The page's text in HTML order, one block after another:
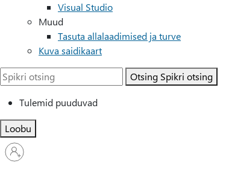
Visual Studio
Muud
Tasuta allalaadimised ja turve
Kuva saidikaart
Otsing Spikri otsing
Tulemid puuduvad
Loobu
Logige
sisse